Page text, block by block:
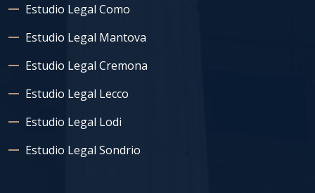
Estudio Legal Como
Estudio Legal Mantova
Estudio Legal Cremona
Estudio Legal Lecco
Estudio Legal Lodi
Estudio Legal Sondrio